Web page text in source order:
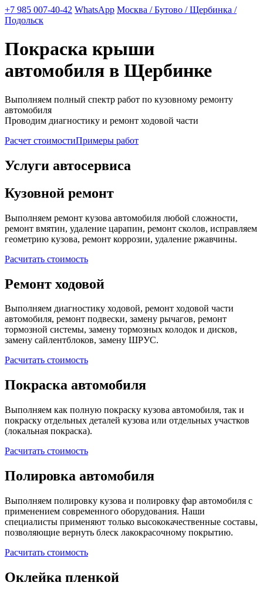
+7 985 007-40-42 WhatsApp Москва / Бутово / Щербинка /
Подольск
Покраска крыши
автомобиля в Щербинке
Выполняем полный спектр работ по кузовному ремонту
автомобиля
Проводим диагностику и ремонт ходовой части
Расчет стоимостиПримеры работ
Услуги автосервиса
Кузовной ремонт
Выполняем ремонт кузова автомобиля любой сложности,
ремонт вмятин, удаление царапин, ремонт сколов, исправляем
геометрию кузова, ремонт коррозии, удаление ржавчины.
Расчитать стоимость
Ремонт ходовой
Выполняем диагностику ходовой, ремонт ходовой части
автомобиля, ремонт подвески, замену рычагов, ремонт
тормозной системы, замену тормозных колодок и дисков,
замену сайлентблоков, замену ШРУС.
Расчитать стоимость
Покраска автомобиля
Выполняем как полную покраску кузова автомобиля, так и
покраску отдельных деталей кузова или отдельных участков
(локальная покраска).
Расчитать стоимость
Полировка автомобиля
Выполняем полировку кузова и полировку фар автомобиля с
применением современного оборудования. Наши
специалисты применяют только высококачественные составы,
позволяющие вернуть блеск лакокрасочному покрытию.
Расчитать стоимость
Оклейка пленкой